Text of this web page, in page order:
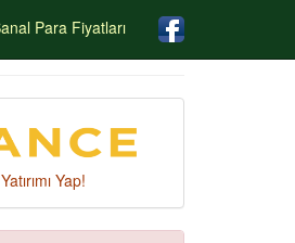
Para Fiyatları
Yatırımı Yap!